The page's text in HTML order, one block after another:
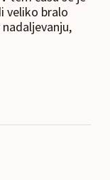
veliko bralo